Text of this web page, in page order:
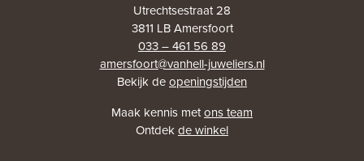
Utrechtsestraat 28
3811 LB Amersfoort
033 – 461 56 89
amersfoort@vanhell-juweliers.nl
Bekijk deopeningstijden
Maak kennis metons team
Ontdekde winkel